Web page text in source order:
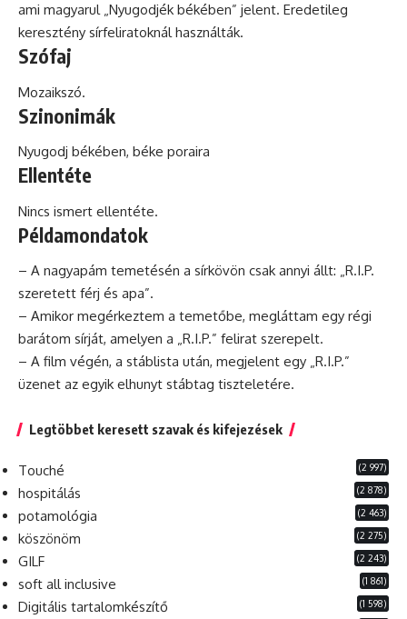
ami magyarul „Nyugodjék békében” jelent. Eredetileg
keresztény sírfeliratoknál használták.
Szófaj
Mozaikszó.
Szinonimák
Nyugodj békében, béke poraira
Ellentéte
Nincs ismert ellentéte.
Példamondatok
– A nagyapám temetésén a sírkövön csak annyi állt: „R.I.P.
szeretett férj és apa”.
– Amikor megérkeztem a temetőbe, megláttam egy régi
barátom sírját, amelyen a „R.I.P.” felirat szerepelt.
– A film végén, a stáblista után, megjelent egy „R.I.P.”
üzenet az egyik elhunyt stábtag tiszteletére.
Legtöbbet keresett szavak és kifejezések
Touché (2 997)
hospitálás (2 878)
potamológia (2 463)
köszönöm (2 275)
GILF (2 243)
soft all inclusive (1 861)
Digitális tartalomkészítő (1 598)